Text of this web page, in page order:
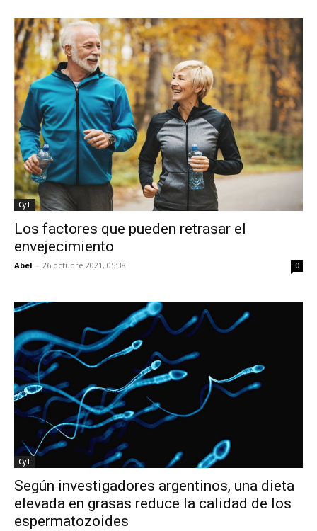
CyT
Los factores que pueden retrasar el
envejecimiento
Abel - 26 octubre 2021, 05:38 0
CyT
Según investigadores argentinos, una dieta
elevada en grasas reduce la calidad de los
espermatozoides